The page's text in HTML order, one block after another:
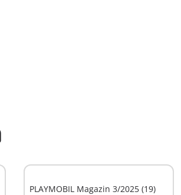
PLAYMOBIL Magazin 3/2025 (19)